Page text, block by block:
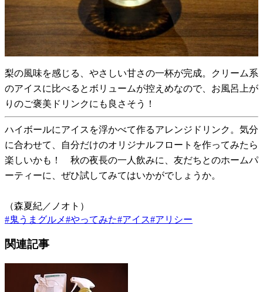
梨の風味を感じる、やさしい甘さの一杯が完成。クリーム系
のアイスに比べるとボリュームが控えめなので、お風呂上が
りのご褒美ドリンクにも良さそう！
ハイボールにアイスを浮かべて作るアレンジドリンク。気分
に合わせて、自分だけのオリジナルフロートを作ってみたら
楽しいかも！ 秋の夜長の一人飲みに、友だちとのホームパ
ーティーに、ぜひ試してみてはいかがでしょうか。
（森夏紀／ノオト）
#鬼うまグルメ#やってみた#アイス#アリシー
関連記事